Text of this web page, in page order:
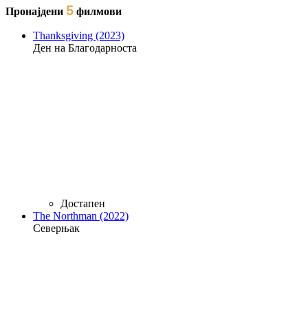
Пронајдени 5 филмови
Thanksgiving (2023)
Ден на Благодарноста
Достапен
The Northman (2022)
Северњак